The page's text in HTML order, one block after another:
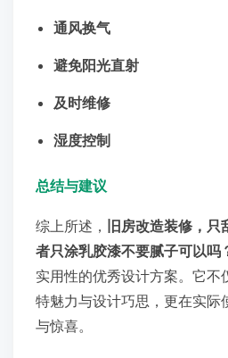
通风换气
避免阳光直射
及时维修
湿度控制
总结与建议
综上所述，
旧房改造装修，
者只涂乳胶漆不要腻子可以吗
实用性的优秀设计方案。它不
特魅力与设计巧思，更在实际
与惊喜。